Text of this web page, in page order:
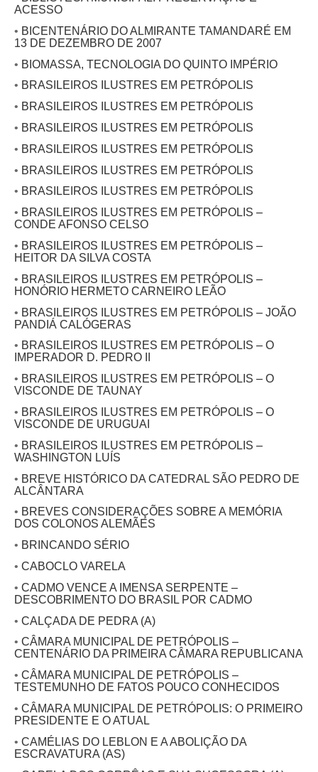
ACESSO
• BICENTENÁRIO DO ALMIRANTE TAMANDARÉ EM
13 DE DEZEMBRO DE 2007
• BIOMASSA, TECNOLOGIA DO QUINTO IMPÉRIO
• BRASILEIROS ILUSTRES EM PETRÓPOLIS
• BRASILEIROS ILUSTRES EM PETRÓPOLIS
• BRASILEIROS ILUSTRES EM PETRÓPOLIS
• BRASILEIROS ILUSTRES EM PETRÓPOLIS
• BRASILEIROS ILUSTRES EM PETRÓPOLIS
• BRASILEIROS ILUSTRES EM PETRÓPOLIS
• BRASILEIROS ILUSTRES EM PETRÓPOLIS –
CONDE AFONSO CELSO
• BRASILEIROS ILUSTRES EM PETRÓPOLIS –
HEITOR DA SILVA COSTA
• BRASILEIROS ILUSTRES EM PETRÓPOLIS –
HONÓRIO HERMETO CARNEIRO LEÃO
• BRASILEIROS ILUSTRES EM PETRÓPOLIS – JOÃO
PANDIÁ CALÓGERAS
• BRASILEIROS ILUSTRES EM PETRÓPOLIS – O
IMPERADOR D. PEDRO II
• BRASILEIROS ILUSTRES EM PETRÓPOLIS – O
VISCONDE DE TAUNAY
• BRASILEIROS ILUSTRES EM PETRÓPOLIS – O
VISCONDE DE URUGUAI
• BRASILEIROS ILUSTRES EM PETRÓPOLIS –
WASHINGTON LUÍS
• BREVE HISTÓRICO DA CATEDRAL SÃO PEDRO DE
ALCÂNTARA
• BREVES CONSIDERAÇÕES SOBRE A MEMÓRIA
DOS COLONOS ALEMÃES
• BRINCANDO SÉRIO
• CABOCLO VARELA
• CADMO VENCE A IMENSA SERPENTE –
DESCOBRIMENTO DO BRASIL POR CADMO
• CALÇADA DE PEDRA (A)
• CÂMARA MUNICIPAL DE PETRÓPOLIS –
CENTENÁRIO DA PRIMEIRA CÂMARA REPUBLICANA
• CÂMARA MUNICIPAL DE PETRÓPOLIS –
TESTEMUNHO DE FATOS POUCO CONHECIDOS
• CÂMARA MUNICIPAL DE PETRÓPOLIS: O PRIMEIRO
PRESIDENTE E O ATUAL
• CAMÉLIAS DO LEBLON E A ABOLIÇÃO DA
ESCRAVATURA (AS)